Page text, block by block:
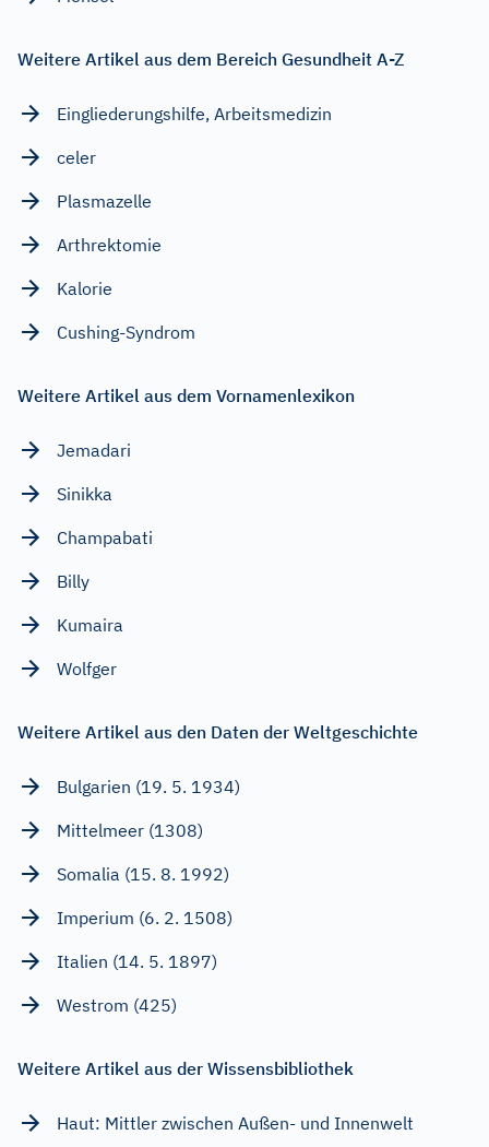
Weitere Artikel aus dem Bereich Gesundheit A-Z
Eingliederungshilfe, Arbeitsmedizin
celer
Plasmazelle
Arthrektomie
Kalorie
Cushing-Syndrom
Weitere Artikel aus dem Vornamenlexikon
Jemadari
Sinikka
Champabati
Billy
Kumaira
Wolfger
Weitere Artikel aus den Daten der Weltgeschichte
Bulgarien (19. 5. 1934)
Mittelmeer (1308)
Somalia (15. 8. 1992)
Imperium (6. 2. 1508)
Italien (14. 5. 1897)
Westrom (425)
Weitere Artikel aus der Wissensbibliothek
Haut: Mittler zwischen Außen- und Innenwelt